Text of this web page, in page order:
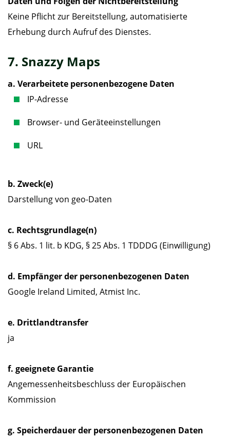
Keine Pflicht zur Bereitstellung, automatisierte
Erhebung durch Aufruf des Dienstes.
7. Snazzy Maps
a. Verarbeitete personenbezogene Daten
IP-Adresse
Browser- und Geräteeinstellungen
URL
b. Zweck(e)
Darstellung von geo-Daten
c. Rechtsgrundlage(n)
§ 6 Abs. 1 lit. b KDG, § 25 Abs. 1 TDDDG (Einwilligung)
d. Empfänger der personenbezogenen Daten
Google Ireland Limited, Atmist Inc.
e. Drittlandtransfer
ja
f. geeignete Garantie
Angemessenheitsbeschluss der Europäischen
Kommission
g. Speicherdauer der personenbezogenen Daten